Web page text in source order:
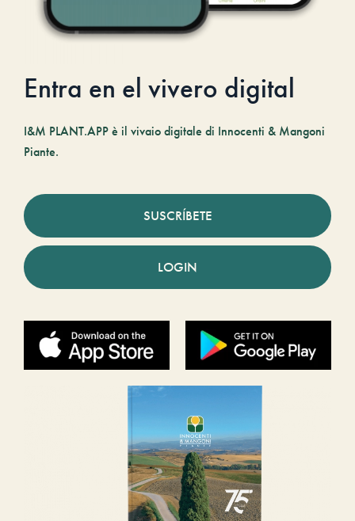
Entra en el vivero digital
I&M PLANT.APP è il vivaio digitale di Innocenti & Mangoni
Piante.
SUSCRÍBETE
LOGIN